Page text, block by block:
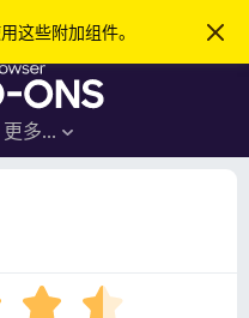
这些附加组件。
忽
此
更多…
登录